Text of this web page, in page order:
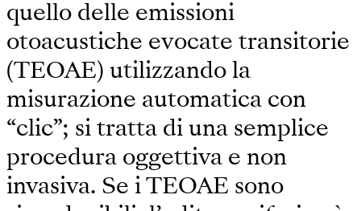
quello delle emissioni
otoacustiche evocate transitorie
(TEOAE) utilizzando la
misurazione automatica con
“clic”; si tratta di una semplice
procedura oggettiva e non
invasiva. Se i TEOAE sono